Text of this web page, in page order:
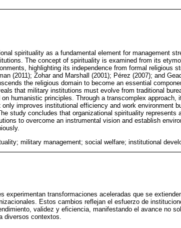
spirituality as a fundamental element for management
The concept of spirituality is examined from its
highlighting its independence from formal religious
(2011); Zohar and Marshall (2001); Pérez (2007); and
the religious domain to become an essential
that military institutions must evolve from traditional
humanistic principles. Through a transcomplex approach,
improves institutional efficiency and work environment
study concludes that organizational spirituality represents
to overcome an instrumental vision and establish
military management; social welfare; institutional
experimentan transformaciones aceleradas que se
Estos cambios reflejan el esfuerzo de
validez y eficiencia, manifestando el avance no
diversos contextos.